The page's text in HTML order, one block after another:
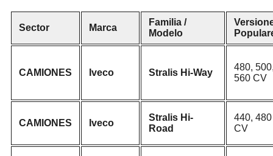
Sector Marca
Familia /
Modelo
CAMIONES Iveco Stralis Hi-Way
480,
560 CV
CAMIONES Iveco
Stralis Hi-
Road
440, 480
CV